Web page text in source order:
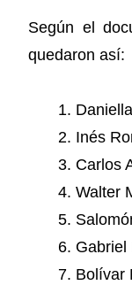
Según el
quedaron así:
Inés
Carlos
Walter
Bolívar